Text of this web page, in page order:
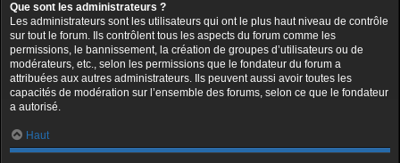
Que sont les administrateurs ?
Les administrateurs sont les utilisateurs qui ont le plus haut niveau de contrôle
sur tout le forum. Ils contrôlent tous les aspects du forum comme les
permissions, le bannissement, la création de groupes d’utilisateurs ou de
modérateurs, etc., selon les permissions que le fondateur du forum a
attribuées aux autres administrateurs. Ils peuvent aussi avoir toutes les
capacités de modération sur l’ensemble des forums, selon ce que le fondateur
a autorisé.
Haut